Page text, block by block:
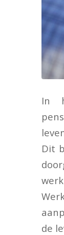
In
Dit
de